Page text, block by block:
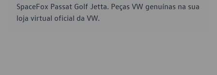
SpaceFox Passat Golf Jetta. Peças VW genuínas na sua
loja virtual oficial da VW.